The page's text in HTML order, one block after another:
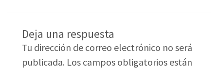
Deja una respuesta
Tu dirección de correo electrónico no será
publicada. Los campos obligatorios están